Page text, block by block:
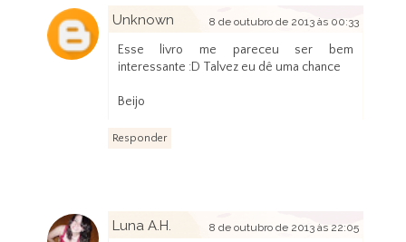
Unknown 8 de outubro de 2013 às 00:33
Esse livro me pareceu ser bem
interessante :D Talvez eu dê uma chance
Beijo
Responder
Luna A.H. 8 de outubro de 2013 às 22:05